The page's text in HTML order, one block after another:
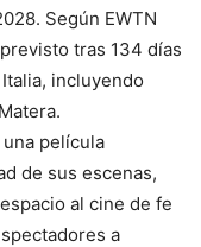
Según EWTN
tras 134 días
incluyendo
una película
de sus escenas,
al cine de fe
a